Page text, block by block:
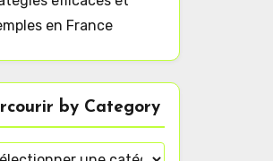
en France
by Category